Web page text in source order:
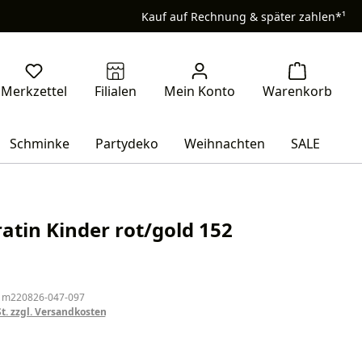
Kauf auf Rechnung & später zahlen*¹
Schminke Partydeko Weihnachten SALE
Kinder rot/gold 152
047-097
zzgl. Versandkosten